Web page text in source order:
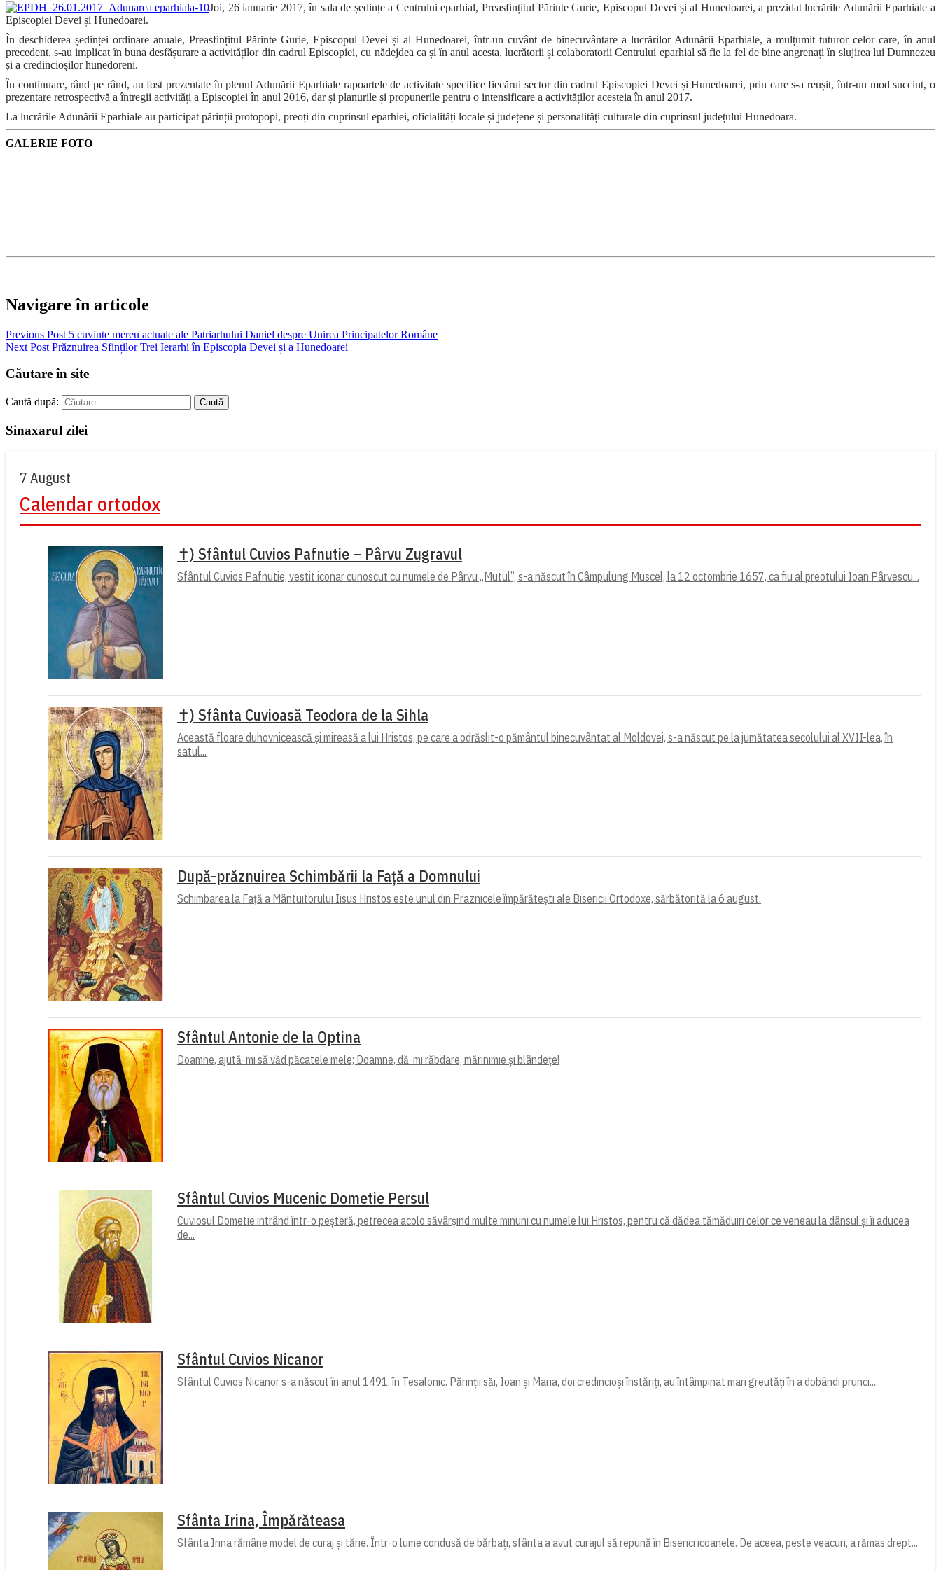
Joi, 26 ianuarie 2017, în sala de ședințe a Centrului eparhial, Preasfințitul Părinte Gurie, Episcopul Devei și al Hunedoarei, a prezidat lucrările Adunării Eparhiale a
Episcopiei Devei și Hunedoarei.
În deschiderea ședinței ordinare anuale, Preasfințitul Părinte Gurie, Episcopul Devei și al Hunedoarei, într-un cuvânt de binecuvântare a lucrărilor Adunării Eparhiale, a mulțumit tuturor celor care, în anul
precedent, s-au implicat în buna desfășurare a activităților din cadrul Episcopiei, cu nădejdea ca și în anul acesta, lucrătorii și colaboratorii Centrului eparhial să fie la fel de bine angrenați în slujirea lui Dumnezeu
și a credincioșilor hunedoreni.
În continuare, rând pe rând, au fost prezentate în plenul Adunării Eparhiale rapoartele de activitate specifice fiecărui sector din cadrul Episcopiei Devei și Hunedoarei, prin care s-a reușit, într-un mod succint, o
prezentare retrospectivă a întregii activități a Episcopiei în anul 2016, dar și planurile și propunerile pentru o intensificare a activităților acesteia în anul 2017.
La lucrările Adunării Eparhiale au participat părinții protopopi, preoți din cuprinsul eparhiei, oficialități locale și județene și personalități culturale din cuprinsul județului Hunedoara.
GALERIE FOTO
Navigare în articole
Previous Post 5 cuvinte mereu actuale ale Patriarhului Daniel despre Unirea Principatelor Române
Next Post Prăznuirea Sfinților Trei Ierarhi în Episcopia Devei și a Hunedoarei
Căutare în site
Caută după:
Sinaxarul zilei
7 August
Calendar ortodox
✝) Sfântul Cuvios Pafnutie – Pârvu Zugravul
Sfântul Cuvios Pafnutie, vestit iconar cunoscut cu numele de Pârvu „Mutul”, s-a născut în Câmpulung Muscel, la 12 octombrie 1657, ca fiu al preotului Ioan Pârvescu...
✝) Sfânta Cuvioasă Teodora de la Sihla
Această floare duhovnicească și mireasă a lui Hristos, pe care a odrăslit-o pământul binecuvântat al Moldovei, s-a născut pe la jumătatea secolului al XVII-lea, în
satul...
După-prăznuirea Schimbării la Față a Domnului
Schimbarea la Față a Mântuitorului Iisus Hristos este unul din Praznicele împărătești ale Bisericii Ortodoxe, sărbătorită la 6 august.
Sfântul Antonie de la Optina
Doamne, ajută-mi să văd păcatele mele; Doamne, dă-mi răbdare, mărinimie şi blândeţe!
Sfântul Cuvios Mucenic Dometie Persul
Cuviosul Dometie intrând într-o peșteră, petrecea acolo săvârșind multe minuni cu numele lui Hristos, pentru că dădea tămăduiri celor ce veneau la dânsul și îi aducea
de...
Sfântul Cuvios Nicanor
Sfântul Cuvios Nicanor s-a născut în anul 1491, în Tesalonic. Părinții săi, Ioan și Maria, doi credincioși înstăriți, au întâmpinat mari greutăți în a dobândi prunci....
Sfânta Irina, Împărăteasa
Sfânta Irina rămâne model de curaj și tărie. Într-o lume condusă de bărbați, sfânta a avut curajul să repună în Biserici icoanele. De aceea, peste veacuri, a rămas drept...